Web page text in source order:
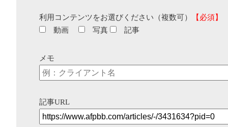
利用コンテンツをお選びください（複数可）
【必須】
動画
写真 記事
メモ
記事URL